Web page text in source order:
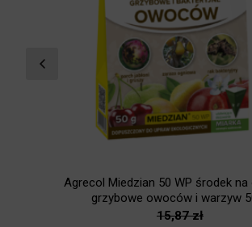
Agrecol Miedzian 50 WP środek
grzybowe owoców i warzyw
15,87zł